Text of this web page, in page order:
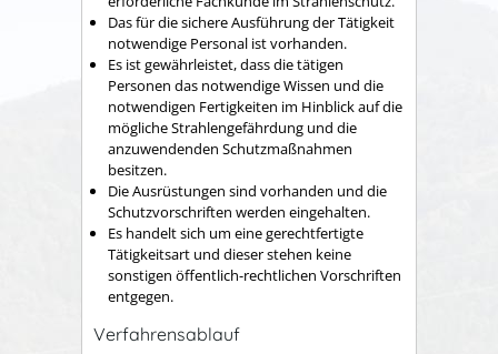
Das für die sichere Ausführung der Tätigkeit
notwendige Personal ist vorhanden.
Es ist gewährleistet, dass die tätigen
Personen das notwendige Wissen und die
notwendigen Fertigkeiten im Hinblick auf die
mögliche Strahlengefährdung und die
anzuwendenden Schutzmaßnahmen
besitzen.
Die Ausrüstungen sind vorhanden und die
Schutzvorschriften werden eingehalten.
Es handelt sich um eine gerechtfertigte
Tätigkeitsart und dieser stehen keine
sonstigen öffentlich-rechtlichen Vorschriften
entgegen.
Verfahrensablauf